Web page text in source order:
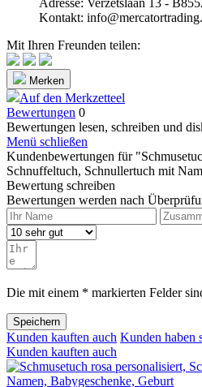
Kontakt:
Mit Ihren Freunden teilen:
Merken
Auf den Merkzetteel
Bewertungen 0
Bewertungen lesen, schreiben und
Menü schließen
Kundenbewertungen für
Schnuffeltuch, Schnullertuch mit
Bewertung schreiben
Bewertungen werden nach
Die mit einem * markierten Felder
Speichern
Kunden kauften auch Kunden haben
Kunden kauften auch